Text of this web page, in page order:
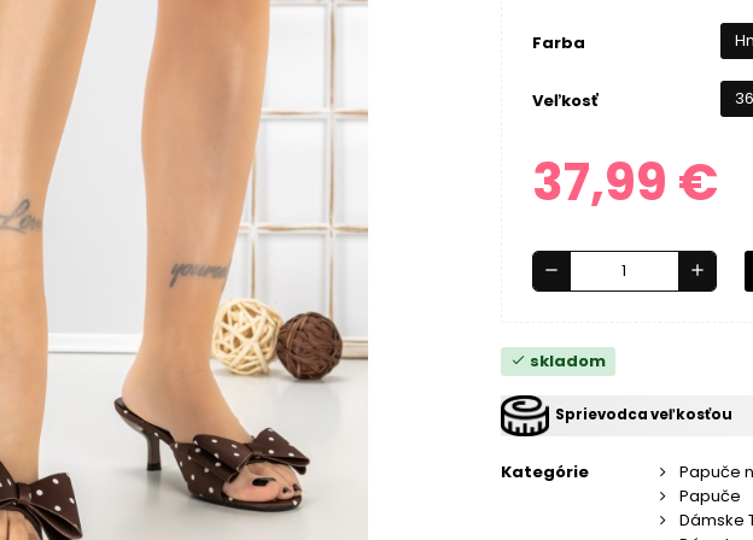
Farba
Veľkosť 36
37,99 €
remove add
check skladom
Sprievodca veľkosťou
Kategórie
Papuče
Papuče
Dámske